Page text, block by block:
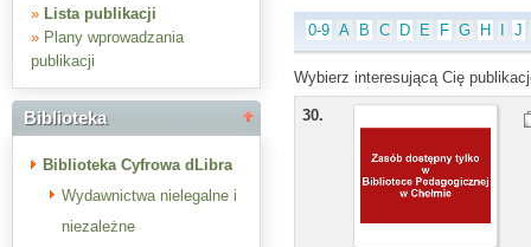
» Lista publikacji
» Plany wprowadzania
publikacji
Biblioteka
Biblioteka Cyfrowa dLibra
Wydawnictwa nielegalne i
niezależne
0-9 A B C D E F G H J
Wybierz interesującą Cię
30.